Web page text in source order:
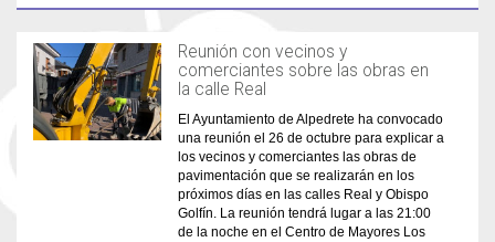
Reunión con vecinos y
comerciantes sobre las obras en
la calle Real
El Ayuntamiento de Alpedrete ha convocado
una reunión el 26 de octubre para explicar a
los vecinos y comerciantes las obras de
pavimentación que se realizarán en los
próximos días en las calles Real y Obispo
Golfín. La reunión tendrá lugar a las 21:00
de la noche en el Centro de Mayores Los